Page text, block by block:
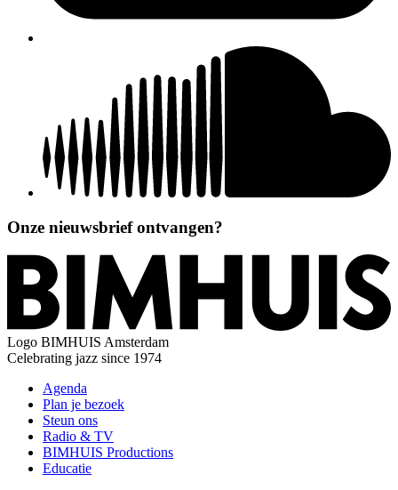
Onze nieuwsbrief ontvangen?
Logo BIMHUIS Amsterdam
Celebrating jazz since 1974
Agenda
Plan je bezoek
Steun ons
Radio & TV
BIMHUIS Productions
Educatie